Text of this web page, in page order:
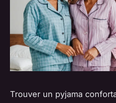
Trouver un pyjama